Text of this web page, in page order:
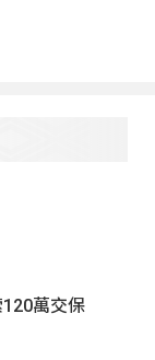
萬交保